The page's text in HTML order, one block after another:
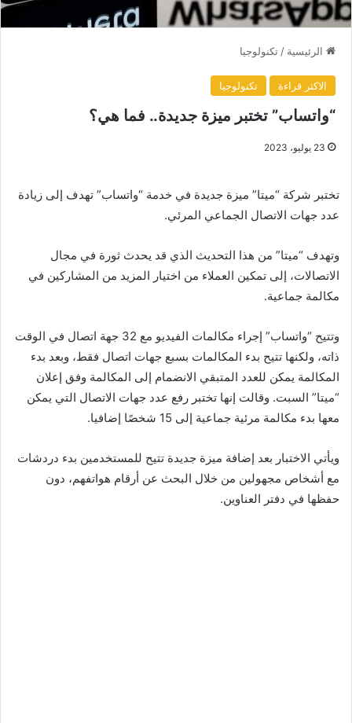
الرئيسية / تكنولوجيا
الاكثر قراءة تكنولوجيا
“واتساب” تختبر ميزة جديدة.. فما هي؟
23 يوليو، 2023
تختبر شركة “ميتا” ميزة جديدة في خدمة “واتساب” تهدف إلى زيادة
عدد جهات الاتصال الجماعي المرئي.
وتهدف “ميتا” من هذا التحديث الذي قد يحدث ثورة في مجال
الاتصالات، إلى تمكين العملاء من اختيار المزيد من المشاركين في
مكالمة جماعية.
وتتيح “واتساب” إجراء مكالمات الفيديو مع 32 جهة اتصال في الوقت
ذاته، ولكنها تتيح بدء المكالمات بسبع جهات اتصال فقط، وبعد بدء
المكالمة يمكن للعدد المتبقي الانضمام إلى المكالمة وفق إعلان
“ميتا” السبت. وقالت إنها تختبر رفع عدد جهات الاتصال التي يمكن
معها بدء مكالمة مرئية جماعية إلى 15 شخصًا إضافيا.
ويأتي الاختبار بعد إضافة ميزة جديدة تتيح للمستخدمين بدء دردشات
مع أشخاص مجهولين من خلال البحث عن أرقام هواتفهم، دون
حفظها في دفتر العناوين.